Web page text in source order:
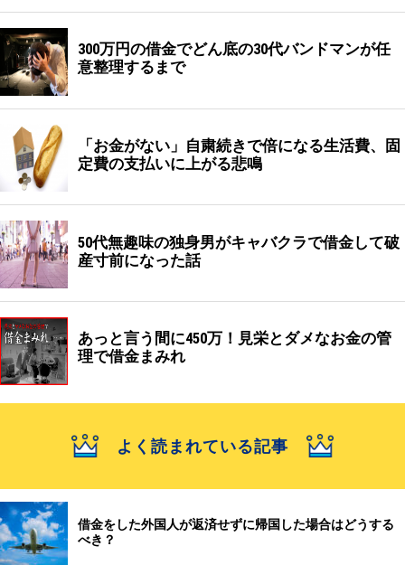
300万円の借金でどん底の30代バンドマンが任
意整理するまで
「お金がない」自粛続きで倍になる生活費、固
定費の支払いに上がる悲鳴
50代無趣味の独身男がキャバクラで借金して破
産寸前になった話
あっと言う間に450万！見栄とダメなお金の管
理で借金まみれ
よく読まれている記事